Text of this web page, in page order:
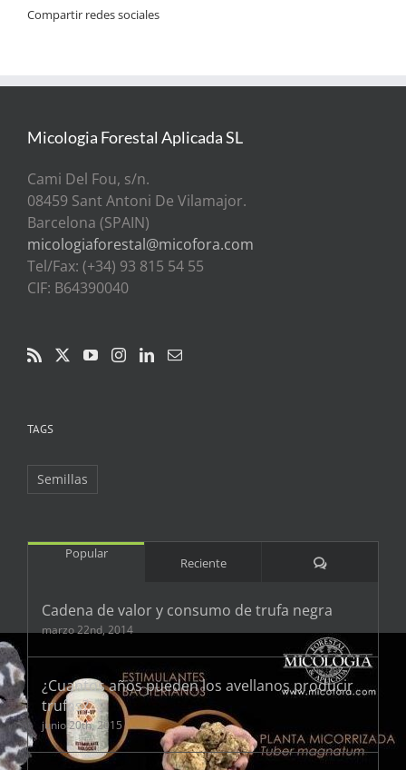
Compartir redes sociales
Micologia Forestal Aplicada SL
Cami Del Fou, s/n.
08459 Sant Antoni De Vilamajor.
Barcelona (SPAIN)
micologiaforestal@micofora.com
Tel/Fax: (+34) 93 815 54 55
CIF: B64390040
TAGS
Semillas
Popular
Reciente Comentarios
Cadena de valor y consumo de trufa negra
marzo 22nd, 2014
¿Cuantos años pueden los avellanos producir
trufas?
junio 20th, 2015